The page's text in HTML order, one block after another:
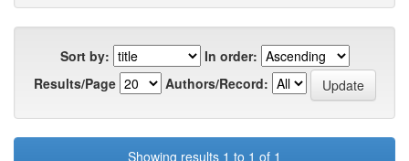
Sort by:
In order:
Results/Page
Authors/Record:
Showing results 1 to 1 of 1